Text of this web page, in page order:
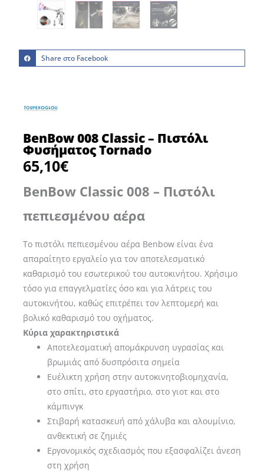
Share στο Facebook
BenBow 008 Classic – Πιστόλι
Φυσήματος Tornado
65,10€
BenBow Classic 008 – Πιστόλι
πεπιεσμένου αέρα
Το πιστόλι πεπιεσμένου αέρα Benbow είναι ένα
απαραίτητο εργαλείο για τον αποτελεσματικό
καθαρισμό του εσωτερικού του αυτοκινήτου. Χρήσιμο
τόσο για επαγγελματίες όσο και για λάτρεις του
αυτοκινήτου, καθώς επιτρέπει τον λεπτομερή και
βολικό καθαρισμό του οχήματος.
Κύρια χαρακτηριστικά
Αποτελεσματική απομάκρυνση υγρασίας και
βρωμιάς από δυσπρόσιτα σημεία
Ευέλικτη χρήση στην αυτοκινητοβιομηχανία,
στο σπίτι, στο εργαστήριο, στο γιοτ και στο
κάμπινγκ
Στιβαρή κατασκευή από χάλυβα και αλουμίνιο,
ανθεκτική σε ζημιές
Εργονομικός σχεδιασμός που εξασφαλίζει άνεση
στη χρήση